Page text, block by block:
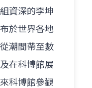
資深的李坤
於世界各地
潮間帶至數
在科博館展
科博館參觀